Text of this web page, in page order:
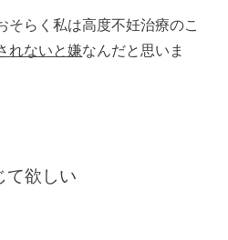
そらく私は高度不妊治療のこ
れないと嫌なんだと思いま
て欲しい